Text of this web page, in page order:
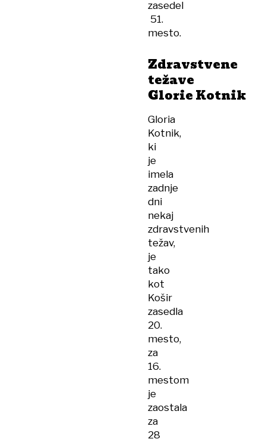
zasedel
51.
mesto.
Zdravstvene
težave
Glorie Kotnik
Gloria
Kotnik,
ki
je
imela
zadnje
dni
nekaj
zdravstvenih
težav,
je
tako
kot
Košir
zasedla
20.
mesto,
za
16.
mestom
je
zaostala
za
28